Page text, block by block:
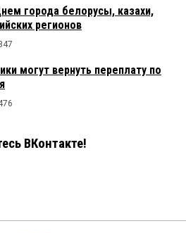
города белорусы, казахи,
регионов
могут вернуть переплату по
ВКонтакте!